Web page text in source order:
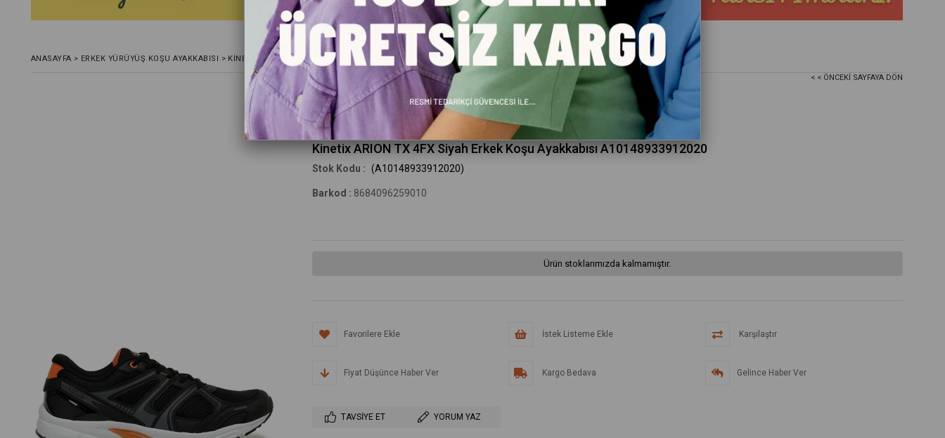
ANASAYFA > ERKEK YÜRÜYÜŞ KOŞU AYAKKABISI > KINETIX ARION TX 4FX SIYAH ERKEK KOŞU AYAKKABISI A10148933912020
< < ÖNCEKI SAYFAYA DÖN
Kinetix
Kinetix ARION TX 4FX Siyah Erkek Koşu Ayakkabısı A10148933912020
(A10148933912020)
Barkod : 8684096259010
Ürün stoklarımızda kalmamıştır.
Favorilere Ekle İstek Listeme Ekle Karşılaştır
Fiyat Düşünce Haber Ver Kargo Bedava Gelince Haber Ver
TAVSIYE ET YORUM YAZ